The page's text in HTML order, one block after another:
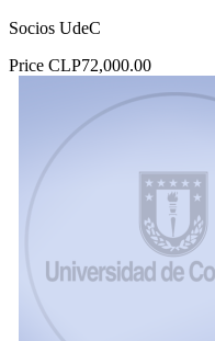
Socios UdeC
Price CLP72,000.00